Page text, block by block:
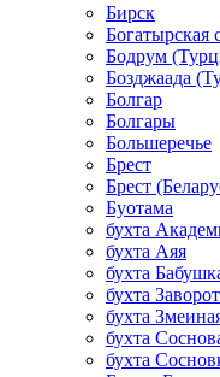
Бирск
Богатырская
Бодрум
Бозджаада
Болгар
Болгары
Большеречье
Брест
Брест
Буотама
бухта
бухта Аяя
бухта
бухта
бухта
бухта
бухта